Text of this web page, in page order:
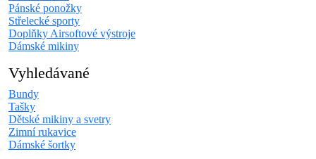
Pánské ponožky
Střelecké sporty
Doplňky Airsoftové výstroje
Dámské mikiny
Vyhledávané
Bundy
Tašky
Dětské mikiny a svetry
Zimní rukavice
Dámské šortky